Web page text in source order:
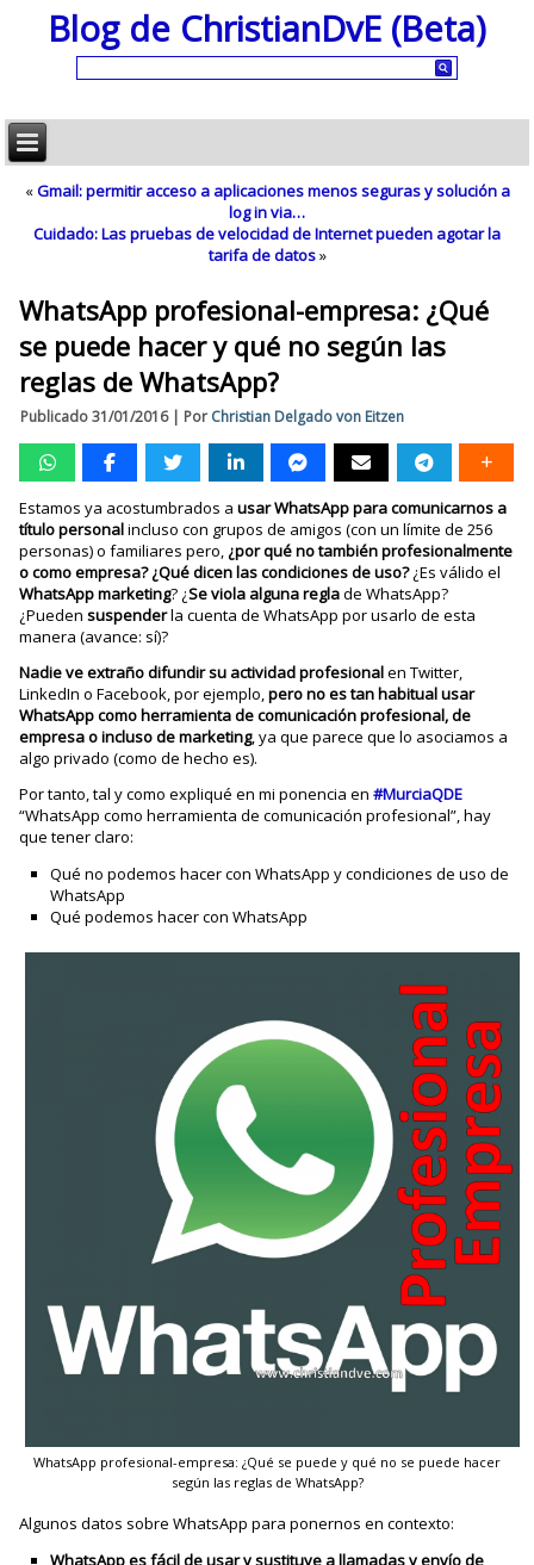
Blog de ChristianDvE (Beta)
«Gmail: permitir acceso a aplicaciones menos seguras y solución a
log in via…
Cuidado: Las pruebas de velocidad de Internet pueden agotar la
tarifa de datos»
WhatsApp profesional-empresa: ¿Qué
se puede hacer y qué no según las
reglas de WhatsApp?
Publicado 31/01/2016| Por Christian Delgado von Eitzen
Estamos ya acostumbrados ausar WhatsApp para comunicarnos a
título personalincluso con grupos de amigos (con un límite de 256
personas) o familiares pero, ¿por qué no también profesionalmente
o como empresa? ¿Qué dicen las condiciones de uso?¿Es válido el
WhatsApp marketing? ¿Se viola alguna reglade WhatsApp?
¿Puedensuspenderla cuenta de WhatsApp por usarlo de esta
manera (avance: sí)?
Nadie ve extraño difundir su actividad profesionalen Twitter,
LinkedIn o Facebook, por ejemplo,pero no es tan habitual usar
WhatsAppcomo herramienta de comunicación profesional, de
empresa o incluso de marketing, ya que parece que lo asociamos a
algo privado (como de hecho es).
Por tanto, tal y como expliqué en mi ponencia en#MurciaQDE
“WhatsApp como herramienta de comunicación profesional”, hay
que tener claro:
Qué no podemos hacer con WhatsApp y condiciones de uso de
WhatsApp
Qué podemos hacer con WhatsApp
WhatsApp profesional-empresa: ¿Qué se puede y qué no se puede hacer
según las reglas de WhatsApp?
Algunos datos sobre WhatsApp para ponernos en contexto:
WhatsApp es fácil de usar y sustituye a llamadas y envío de